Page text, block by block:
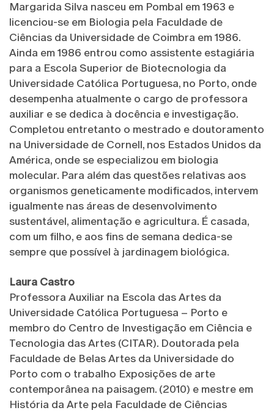
Margarida Silva nasceu em Pombal em 1963 e
licenciou-se em Biologia pela Faculdade de
Ciências da Universidade de Coimbra em 1986.
Ainda em 1986 entrou como assistente estagiária
para a Escola Superior de Biotecnologia da
Universidade Católica Portuguesa, no Porto, onde
desempenha atualmente o cargo de professora
auxiliar e se dedica à docência e investigação.
Completou entretanto o mestrado e doutoramento
na Universidade de Cornell, nos Estados Unidos da
América, onde se especializou em biologia
molecular. Para além das questões relativas aos
organismos geneticamente modificados, intervem
igualmente nas áreas de desenvolvimento
sustentável, alimentação e agricultura. É casada,
com um filho, e aos fins de semana dedica-se
sempre que possível à jardinagem biológica.
Laura Castro
Professora Auxiliar na Escola das Artes da
Universidade Católica Portuguesa – Porto e
membro do Centro de Investigação em Ciência e
Tecnologia das Artes (CITAR). Doutorada pela
Faculdade de Belas Artes da Universidade do
Porto com o trabalho Exposições de arte
contemporânea na paisagem. (2010) e mestre em
História da Arte pela Faculdade de Ciências